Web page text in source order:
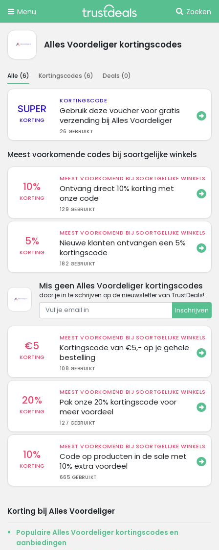
Menu Zoeken
Alles Voordeliger kortingscodes
Alle (6) Kortingscodes (6) Deals (0)
SUPER
KORTING
KORTINGSCODE
Gebruik deze voucher voor gratis
verzending bij Alles Voordeliger
26 GEBRUIKT
Meest voorkomende codes bij soortgelijke winkels
10%
KORTING
MEEST VOORKOMEND BIJ SOORTGELIJKE WINKELS
Ontvang direct 10% korting met
onze code
129 GEBRUIKT
5%
KORTING
MEEST VOORKOMEND BIJ SOORTGELIJKE WINKELS
Nieuwe klanten ontvangen een 5%
kortingscode
182 GEBRUIKT
Mis geen Alles Voordeliger kortingscodes
door je in te schrijven op de nieuwsletter van TrustDeals!
Inschrijven
€5
KORTING
MEEST VOORKOMEND BIJ SOORTGELIJKE WINKELS
Kortingscode van €5,- op je gehele
bestelling
108 GEBRUIKT
20%
KORTING
MEEST VOORKOMEND BIJ SOORTGELIJKE WINKELS
Pak onze 20% kortingscode voor
meer voordeel
127 GEBRUIKT
10%
KORTING
MEEST VOORKOMEND BIJ SOORTGELIJKE WINKELS
Code op producten in de sale met
10% extra voordeel
665 GEBRUIKT
Korting bij Alles Voordeliger
Populaire Alles Voordeliger kortingscodes en
aanbiedingen